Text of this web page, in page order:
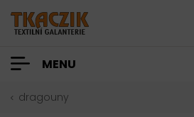
MENU
dragouny